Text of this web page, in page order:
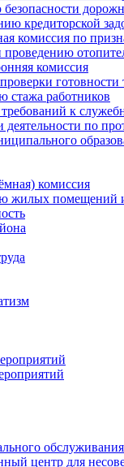
кредиторской
комиссия по
комиссия
стажа работников
к
по
комиссия
жилых помещений
центр для